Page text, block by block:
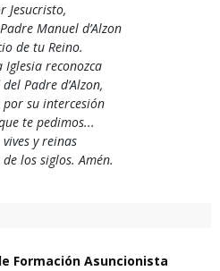
Jesucristo,
Manuel d’Alzon
de tu Reino.
Iglesia reconozca
Padre d’Alzon,
por su intercesión
te pedimos...
vives y reinas
los siglos. Amén.
Formación Asuncionista